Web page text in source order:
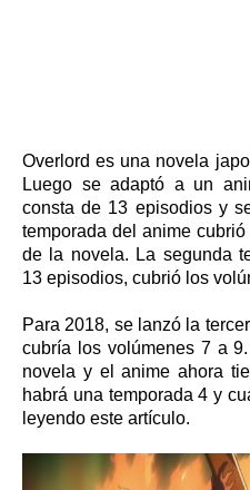
Overlord es una novela
Luego se adaptó a un
consta de 13 episodios y
temporada del anime
de la novela. La segunda
13 episodios, cubrió los
Para 2018, se lanzó la
cubría los volúmenes 7 a
novela y el anime ahora
habrá una temporada 4 y
leyendo este artículo.